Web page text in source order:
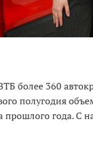
более 360
полугодия
года. С